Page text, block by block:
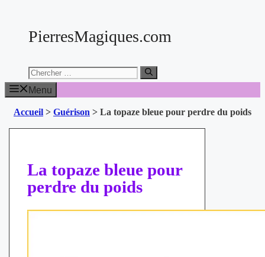
contenuPierresMagiques.com
Chercher:
Menu
Accueil > Guérison > La topaze bleue pour perdre du poids
La topaze bleue pour
perdre du poids